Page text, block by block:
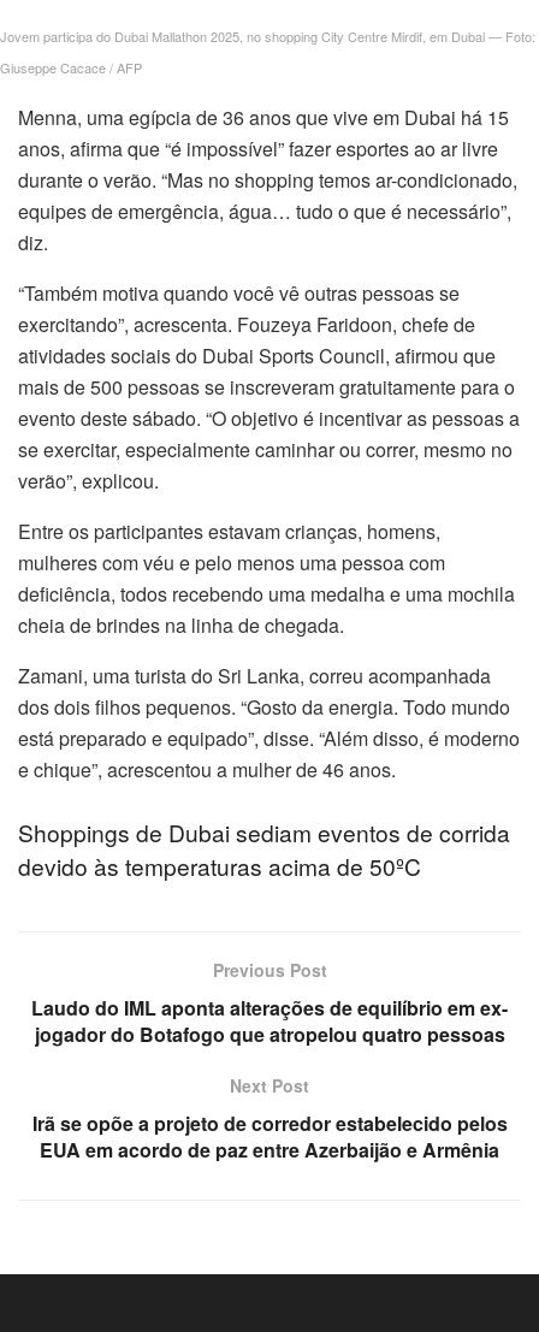
Jovem participa do Dubai Mallathon 2025, no shopping City Centre Mirdif, em Dubai — Foto:
Giuseppe Cacace / AFP
Menna, uma egípcia de 36 anos que vive em Dubai há 15
anos, afirma que “é impossível” fazer esportes ao ar livre
durante o verão. “Mas no shopping temos ar-condicionado,
equipes de emergência, água… tudo o que é necessário”,
diz.
“Também motiva quando você vê outras pessoas se
exercitando”, acrescenta. Fouzeya Faridoon, chefe de
atividades sociais do Dubai Sports Council, afirmou que
mais de 500 pessoas se inscreveram gratuitamente para o
evento deste sábado. “O objetivo é incentivar as pessoas a
se exercitar, especialmente caminhar ou correr, mesmo no
verão”, explicou.
Entre os participantes estavam crianças, homens,
mulheres com véu e pelo menos uma pessoa com
deficiência, todos recebendo uma medalha e uma mochila
cheia de brindes na linha de chegada.
Zamani, uma turista do Sri Lanka, correu acompanhada
dos dois filhos pequenos. “Gosto da energia. Todo mundo
está preparado e equipado”, disse. “Além disso, é moderno
e chique”, acrescentou a mulher de 46 anos.
Shoppings de Dubai sediam eventos de corrida
devido às temperaturas acima de 50ºC
Previous Post
Laudo do IML aponta alterações de equilíbrio em ex-
jogador do Botafogo que atropelou quatro pessoas
Next Post
Irã se opõe a projeto de corredor estabelecido pelos
EUA em acordo de paz entre Azerbaijão e Armênia